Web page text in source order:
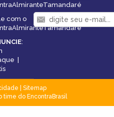
com o
:
|
Sitemap
time do EncontraBrasil